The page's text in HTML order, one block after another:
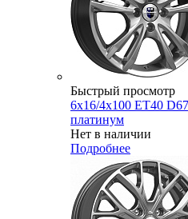
Быстрый просмотр
6x16/4x100 ET40
платинум
Нет в наличии
Подробнее